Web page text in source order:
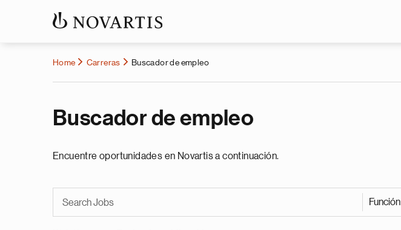
Home Carreras Buscador de empleo
Buscador de empleo
Encuentre oportunidades en Novartis a continuación.
Función